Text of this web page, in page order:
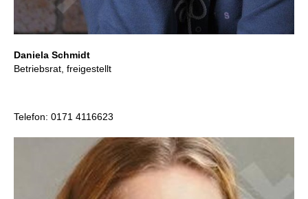
Daniela Schmidt
Betriebsrat, freigestellt
Telefon: 0171 4116623